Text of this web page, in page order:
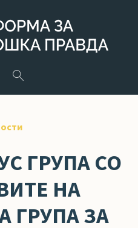
ГРУПА СО
НА
ГРУПА ЗА